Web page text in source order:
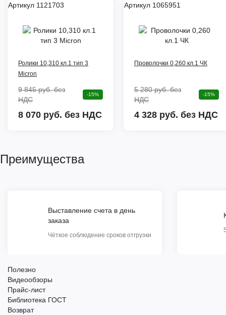
Артикул 1121703
Ролики 10,310 кл.1 тип 3
Micron
9 845 руб.без
НДС
-15%
8 070 руб. без НДС
Артикул 1065951
Проволочки 0,260 кл.1 ЧК
5 280 руб.без
НДС
-15%
4 328 руб. без НДС
Преимущества
Выставление счета в день
заказа
Чёткое соблюдение сроков отгрузки
Полезно
Видеообзоры
Прайс-лист
Библиотека ГОСТ
Возврат